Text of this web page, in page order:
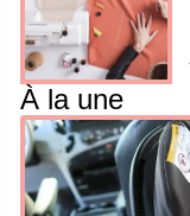
À la une